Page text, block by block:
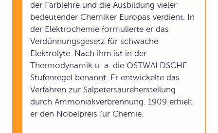
der Farblehre und die Ausbildung vieler
bedeutender Chemiker Europas verdient. In
der Elektrochemie formulierte er das
Verdünnungsgesetz für schwache
Elektrolyte. Nach ihm ist in der
Thermodynamik u. a. die OSTWALDSCHE
Stufenregel benannt. Er entwickelte das
Verfahren zur Salpetersäureherstellung
durch Ammoniakverbrennung. 1909 erhielt
er den Nobelpreis für Chemie.